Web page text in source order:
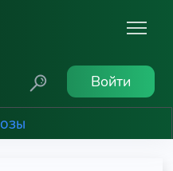
Войти